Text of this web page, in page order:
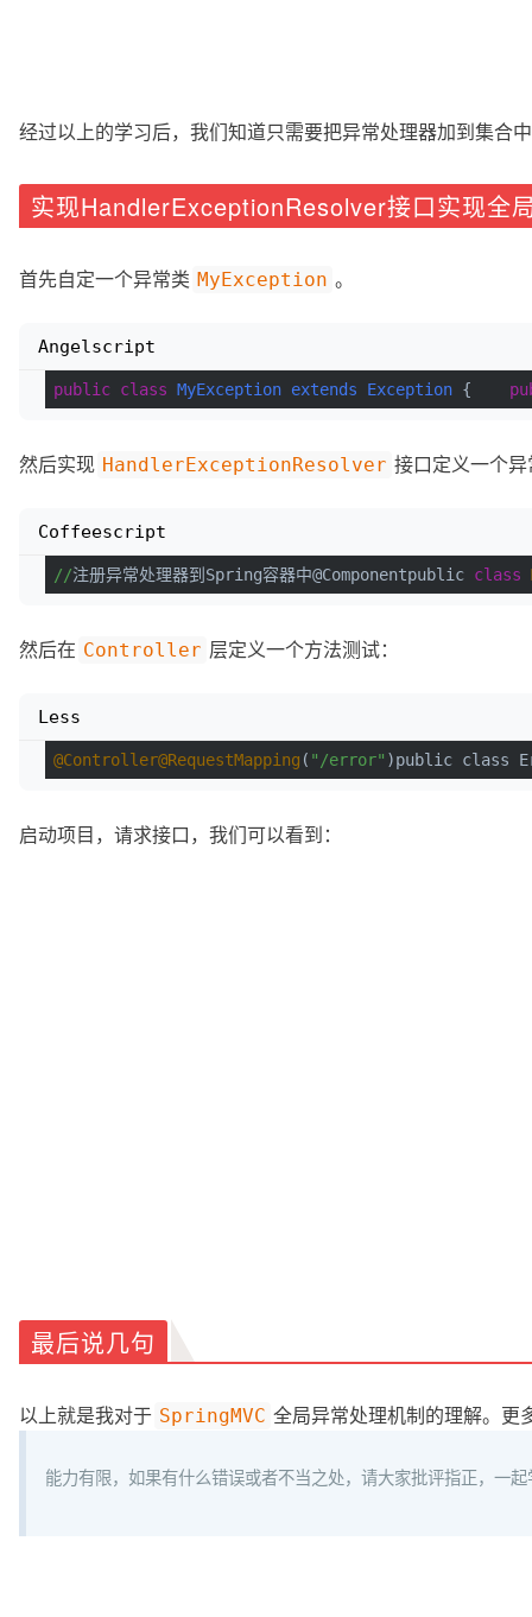
经过以上的学习后，我们知道只需要把异常处理器加到集合
实现HandlerExceptionResolver接口实现全
首先自定一个异常类 MyException 。
public class MyException extends Exception {
Angelscript
然后实现 HandlerExceptionResolver 接口定义一个
//注册异常处理器到Spring容器中@Componentpublic class
Coffeescript
然后在 Controller 层定义一个方法测试：
@Controller@RequestMapping ( "/error" )public
Less
启动项目，请求接口，我们可以看到：
最后说几句
以上就是我对于 SpringMVC 全局异常处理机制的理解。更
能力有限，如果有什么错误或者不当之处，请大家批评指正，一